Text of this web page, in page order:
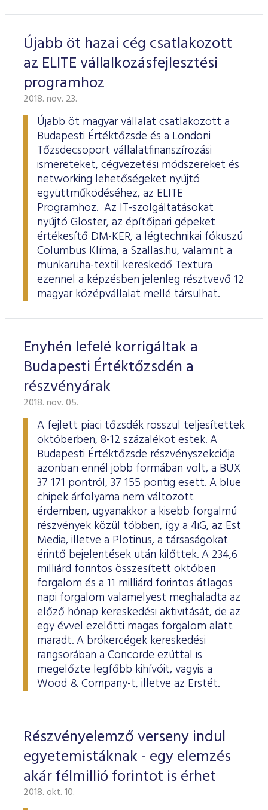
Újabb öt hazai cég csatlakozott
az ELITE vállalkozásfejlesztési
programhoz
2018. nov. 23.
Újabb öt magyar vállalat csatlakozott a
Budapesti Értéktőzsde és a Londoni
Tőzsdecsoport vállalatfinanszírozási
ismereteket, cégvezetési módszereket és
networking lehetőségeket nyújtó
együttműködéséhez, az ELITE
Programhoz. Az IT-szolgáltatásokat
nyújtó Gloster, az építőipari gépeket
értékesítő DM-KER, a légtechnikai fókuszú
Columbus Klíma, a Szallas.hu, valamint a
munkaruha-textil kereskedő Textura
ezennel a képzésben jelenleg résztvevő 12
magyar középvállalat mellé társulhat.
Enyhén lefelé korrigáltak a
Budapesti Értéktőzsdén a
részvényárak
2018. nov. 05.
A fejlett piaci tőzsdék rosszul teljesítettek
októberben, 8-12 százalékot estek. A
Budapesti Értéktőzsde részvényszekciója
azonban ennél jobb formában volt, a BUX
37 171 pontról, 37 155 pontig esett. A blue
chipek árfolyama nem változott
érdemben, ugyanakkor a kisebb forgalmú
részvények közül többen, így a 4iG, az Est
Media, illetve a Plotinus, a társaságokat
érintő bejelentések után kilőttek. A 234,6
milliárd forintos összesített októberi
forgalom és a 11 milliárd forintos átlagos
napi forgalom valamelyest meghaladta az
előző hónap kereskedési aktivitását, de az
egy évvel ezelőtti magas forgalom alatt
maradt. A brókercégek kereskedési
rangsorában a Concorde ezúttal is
megelőzte legfőbb kihívóit, vagyis a
Wood & Company-t, illetve az Erstét.
Részvényelemző verseny indul
egyetemistáknak - egy elemzés
akár félmillió forintot is érhet
2018. okt. 10.